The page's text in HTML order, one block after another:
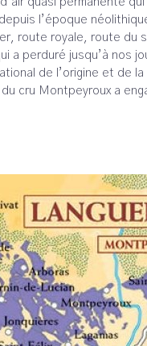
l’époque
route royale, route
a perduré jusqu’à nos
de l’origine et de
cru Montpeyroux a